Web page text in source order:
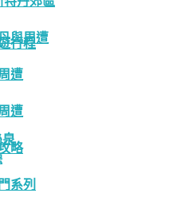
與周遭
遭
遭
略
系列
行程